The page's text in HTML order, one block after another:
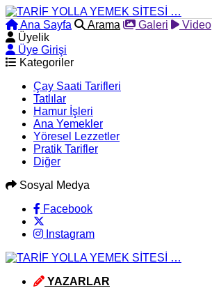
Ana Sayfa Arama Galeri Video
Üyelik
Üye Girişi
Kategoriler
Çay Saati Tarifleri
Tatlılar
Hamur İşleri
Ana Yemekler
Yöresel Lezzetler
Pratik Tarifler
Diğer
Sosyal Medya
Facebook
Instagram
YAZARLAR